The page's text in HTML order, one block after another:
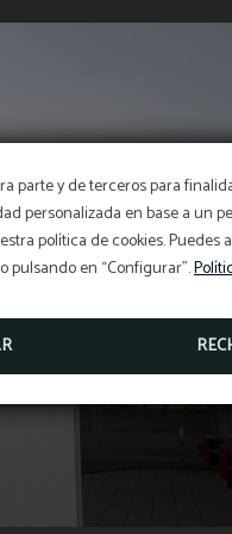
parte y de terceros para
personalizada en base a un
política de cookies. Puedes
en “Configurar”.